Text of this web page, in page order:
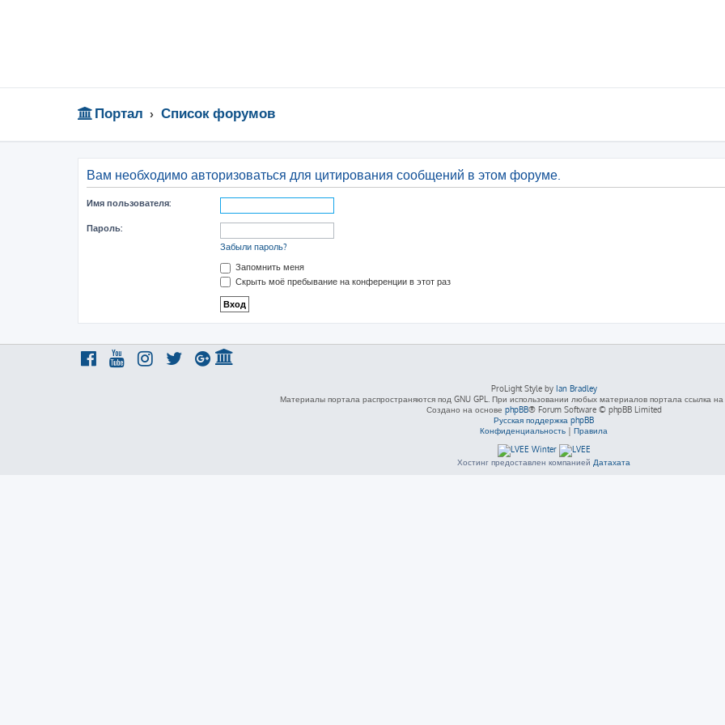
Портал Список форумов
Вам необходимо авторизоваться для цитирования сообщений в этом форуме.
Имя пользователя:
Пароль:
Забыли пароль?
Запомнить меня
Скрыть моё пребывание на конференции в этот раз
ProLight Style by Ian Bradley
Материалы портала распространяются под GNU GPL. При использовании любых материалов портала ссылка на
Создано на основе phpBB® Forum Software © phpBB Limited
Русская поддержка phpBB
Конфиденциальность | Правила
Хостинг предоставлен компанией Датахата